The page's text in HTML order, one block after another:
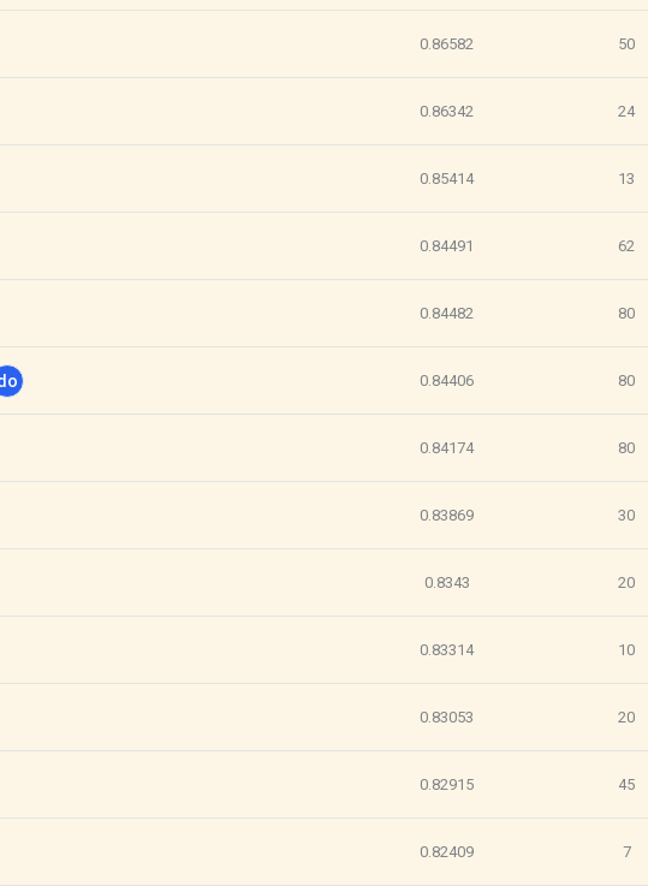
하시려면 아래 이메일로 인증이 필요합니다. 이메일을 다
회원가입을 환영합니다. 메일 인증은 데이콘 회원가입
거부할 권리가 있다. "회원"은 변경된 약관이 공지된 지 15일 이내에 거
"이 거부하는 경우 본 서비스 제공자인 "회사"는 15일의 기간을 정하여
"회원"과의 계약을 해지할 수 있다. 만약, "회원"이 거부의사를 표시하지
후에 "서비스"를 이용하는 경우에는 동의한 것으로 간주한다.
사항에 관해서는 약관의규제등에관한법률, 전기통신기본법, 전기통신사
법, 전자서명법, 소비자기본법 등의 관계법령에 따른다.
을 체결하여 서비스를 이용하는 경우에는 개별 계약이 우선한다.
신청) 작성 후에 "회사"가 웹 상의 안내를 "회원"에게 통지함으로써 이용
인재풀 등록’ 서비스를 이용하고자 하는 자가 본 약관과 개인정보취급방
또는 "제출하기" 버튼을 누르는 경우 이를 서비스 이용에 대한 신청으로
"회원"의 종류에 따라 전문기관을 통한 실명확인 및 본인인증을 요청할
요한 이름, 생년월일, 연락처 등을 제공하여야 한다.
연동을 통해 이용계약을 신청할 경우, 본 약관과 개인정보취급방침, 서
원”의 외부 서비스 계정 정보 접근 및 활용에 “동의” 또는 “확인”버튼을
및 전자메일로 “회원”에게 통지함으로써 이용계약이 성립된다.
당사의 동의 없이 임의로 회원 ID를 변경할 수 없다.
”의 서비스 이용 제약이 생길 수 있다.
름, 닉네임, 이메일
일, 국가, 직업
, 상금 및 상품 지급 과정에서 해당 서비스의 이용자에 한해 추가 개인정
. 추가로 개인정보를 수집할 경우에는 해당 개인정보 수집 시점에서 이용
목, 개인정보의 수집 및 이용목적, 개인정보의 보관기간’에 대해 안내 드
하는 항목
코드 링크1개, 구직 의향,
회 코드 링크(추가분), 기타 수상 경력, 개인 운영 사이트 링크(GitHub,
되는 항목
기 모델 정보가 수집될 수 있으나, 이는 개인을 식별할 수 없는 형태입니
목
, 계좌번호), 주민등록번호(근거 : 소득세법)
정을 위한 수집 항목
리 과정에서 자동 수집되는 항목
0.86582 50
0.86342 24
0.85414 13
0.84491 62
0.84482 80
0.84406 80
0.84174 80
0.83869 30
0.8343 20
0.83314 10
0.83053 20
0.82915 45
0.82409 7